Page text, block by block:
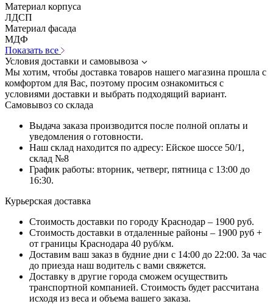
Материал корпуса
ЛДСП
Материал фасада
МДФ
Показать все
Условия доставки и самовывоза
Мы хотим, чтобы доставка товаров нашего магазина прошла с
комфортом для Вас, поэтому просим ознакомиться с
условиями доставки и выбрать подходящий вариант.
Самовывоз со склада
Выдача заказа производится после полной оплаты и
уведомления о готовности.
Наш склад находится по адресу: Ейское шоссе 50/1,
склад №8
График работы: вторник, четверг, пятница с 13:00 до
16:30.
Курьерская доставка
Стоимость доставки по городу Краснодар – 1900 руб.
Стоимость доставки в отдаленные районы – 1900 руб +
от границы Краснодара 40 руб/км.
Доставим ваш заказ в будние дни с 14:00 до 22:00. За час
до приезда наш водитель с вами свяжется.
Доставку в другие города сможем осуществить
транспортной компанией. Стоимость будет рассчитана
исходя из веса и объема вашего заказа.